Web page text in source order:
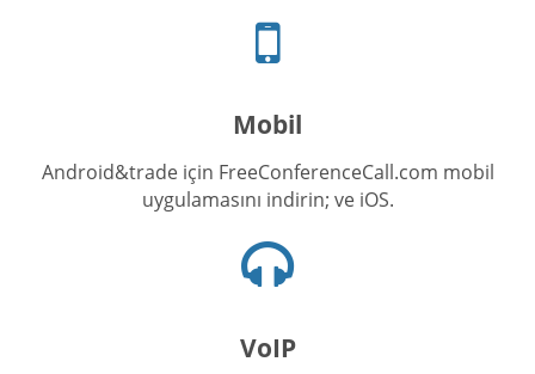
Cep
telefonu
Mobil
Android&trade için FreeConferenceCall.com mobil
uygulamasını indirin; ve iOS.
simgesi
VoIP